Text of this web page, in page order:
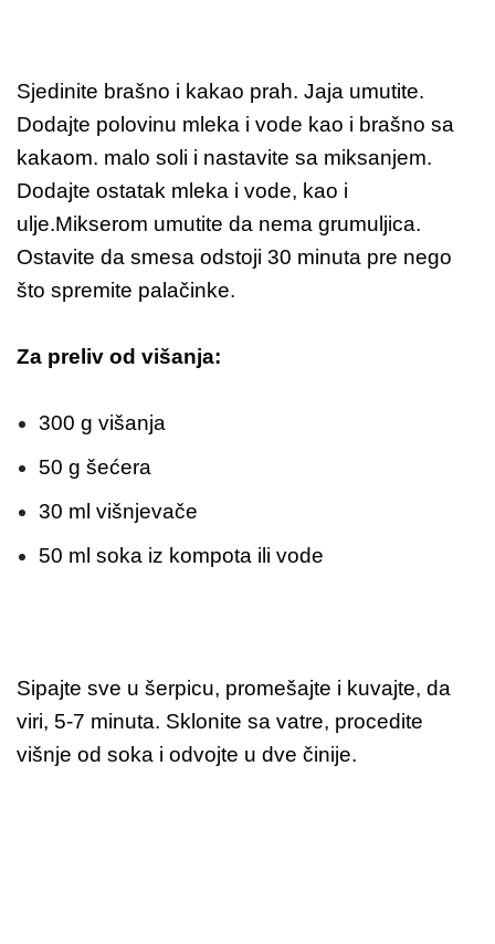
Sjedinite brašno i kakao prah. Jaja umutite.
Dodajte polovinu mleka i vode kao i brašno sa
kakaom. malo soli i nastavite sa miksanjem.
Dodajte ostatak mleka i vode, kao i
ulje.Mikserom umutite da nema grumuljica.
Ostavite da smesa odstoji 30 minuta pre nego
što spremite palačinke.
Za preliv od višanja:
300 g višanja
50 g šećera
30 ml višnjevače
50 ml soka iz kompota ili vode
Sipajte sve u šerpicu, promešajte i kuvajte, da
viri, 5-7 minuta. Sklonite sa vatre, procedite
višnje od soka i odvojte u dve činije.